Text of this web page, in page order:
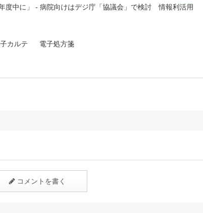
度中に」 - 病院向けはデジ庁「協議会」で検討 情報利活用
カルテ 電子処方箋
コメントを書く